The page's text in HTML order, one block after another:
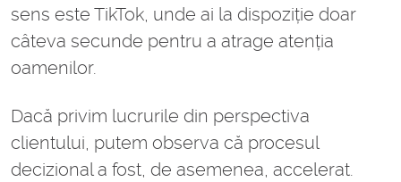
sens este TikTok, unde ai la dispoziție doar
câteva secunde pentru a atrage atenția
oamenilor.
Dacă privim lucrurile din perspectiva
clientului, putem observa că procesul
decizional a fost, de asemenea, accelerat.